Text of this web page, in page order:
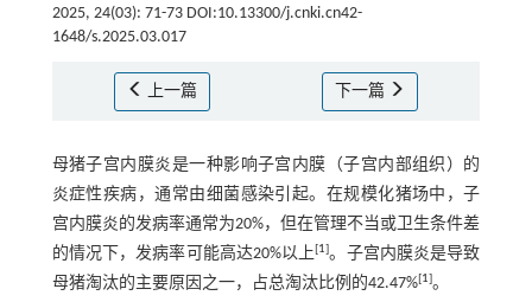
2025, 24(03): 71-73 DOI:10.13300/j.cnki.cn42-
1648/s.2025.03.017
上一篇 下一篇
母猪子宫内膜炎是一种影响子宫内膜（子宫内部组织）的
炎症性疾病，通常由细菌感染引起。在规模化猪场中，子
宫内膜炎的发病率通常为20%，但在管理不当或卫生条件差
的情况下，发病率可能高达20%以上[1]。子宫内膜炎是导致
母猪淘汰的主要原因之一，占总淘汰比例的42.47%[1]。